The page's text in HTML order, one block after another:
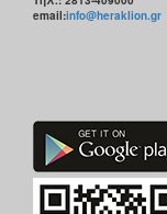
email:info@heraklion.gr